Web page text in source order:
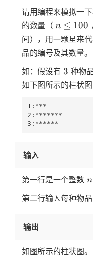
请用编程来模拟一
的数量（ n
\le
100
n ≤ 100
间），用一颗星来
品的编号及其数量。
如：假设有 3
3 种物
如下图所示的柱状图
1:***
2:*******
输入
第一行是一个整数 n
n
第二行输入每种物品
输出
如图所示的柱状图。